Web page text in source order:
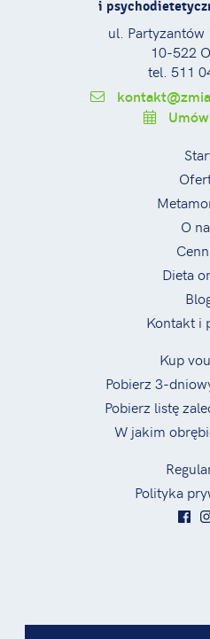
i
ul.
10-522
tel. 511
O
Dieta
Kontakt i
Kup
Pobierz 3-
Pobierz listę
W jakim
Polityka